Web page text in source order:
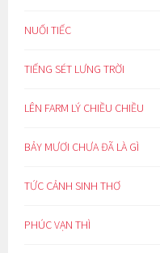
NUỐI TIẾC
TIẾNG SÉT LƯNG TRỜI
LÊN FARM LÝ CHIỀU CHIỀU
BẢY MƯƠI CHƯA ĐÃ LÀ GÌ
TỨC CẢNH SINH THƠ
PHÚC VẠN THÌ